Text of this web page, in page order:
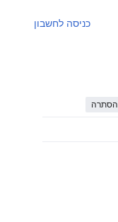
כניסה לחשבון
הסתרה